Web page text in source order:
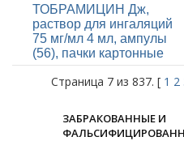
ТОБРАМИЦИН Дж,
раствор для ингаляций
75 мг/мл 4 мл, ампулы
(56), пачки картонные
Страница 7 из 837. [ 1 2
ЗАБРАКОВАННЫЕ И